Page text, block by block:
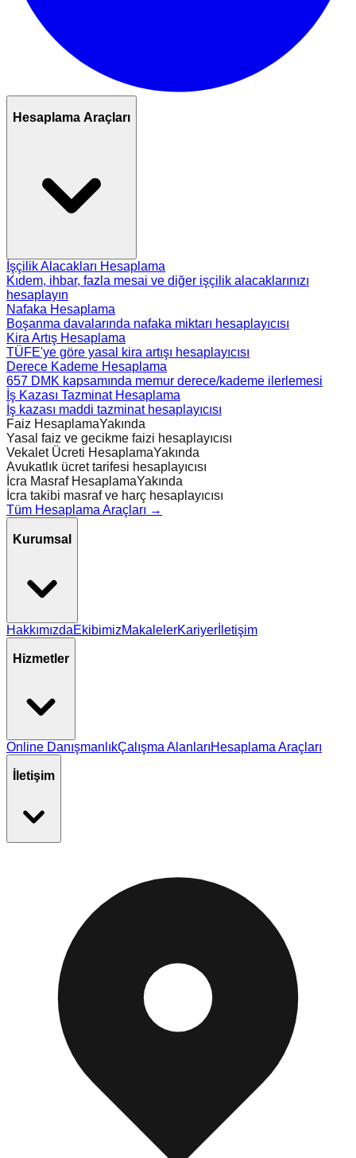
Hesaplama Araçları
İşçilik Alacakları Hesaplama
Kıdem, ihbar, fazla mesai ve diğer işçilik alacaklarınızı
hesaplayın
Nafaka Hesaplama
Boşanma davalarında nafaka miktarı hesaplayıcısı
Kira Artış Hesaplama
TÜFE'ye göre yasal kira artışı hesaplayıcısı
Derece Kademe Hesaplama
657 DMK kapsamında memur derece/kademe ilerlemesi
İş Kazası Tazminat Hesaplama
İş kazası maddi tazminat hesaplayıcısı
Faiz HesaplamaYakında
Yasal faiz ve gecikme faizi hesaplayıcısı
Vekalet Ücreti HesaplamaYakında
Avukatlık ücret tarifesi hesaplayıcısı
İcra Masraf HesaplamaYakında
İcra takibi masraf ve harç hesaplayıcısı
Tüm Hesaplama Araçları →
Kurumsal
HakkımızdaEkibimizMakalelerKariyer İletişim
Hizmetler
Online DanışmanlıkÇalışma AlanlarıHesaplama Araçları
İletişim